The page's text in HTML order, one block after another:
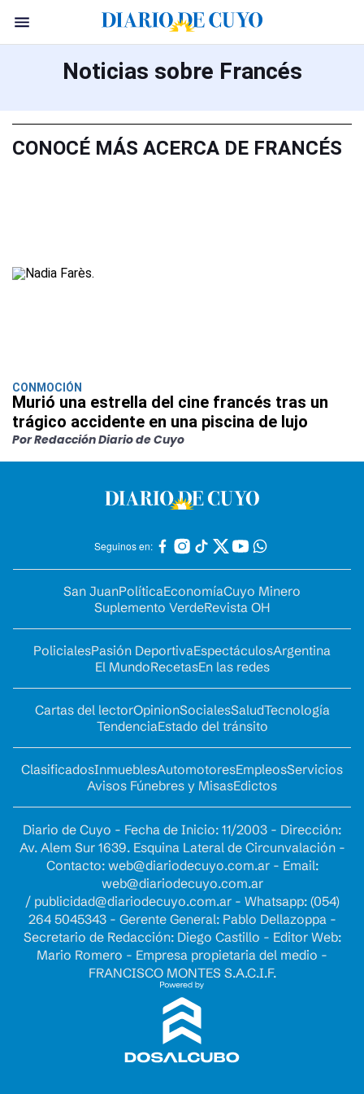
Noticias sobre Francés
CONOCÉ MÁS ACERCA DE FRANCÉS
CONMOCIÓN
Murió una estrella del cine francés tras un
trágico accidente en una piscina de lujo
Por Redacción Diario de Cuyo
Seguinos en:
San JuanPolíticaEconomíaCuyo Minero
Suplemento VerdeRevista OH
PolicialesPasión DeportivaEspectáculosArgentina
El MundoRecetasEn las redes
Cartas del lectorOpinionSocialesSaludTecnología
TendenciaEstado del tránsito
ClasificadosInmueblesAutomotoresEmpleosServicios
Avisos Fúnebres y MisasEdictos
Diario de Cuyo - Fecha de Inicio: 11/2003 - Dirección:
Av. Alem Sur 1639. Esquina Lateral de Circunvalación -
Contacto: web@diariodecuyo.com.ar- Email:
web@diariodecuyo.com.ar
/ publicidad@diariodecuyo.com.ar- Whatsapp: (054)
264 5045343 - Gerente General: Pablo Dellazoppa -
Secretario de Redacción: Diego Castillo - Editor Web:
Mario Romero - Empresa propietaria del medio -
FRANCISCO MONTES S.A.C.I.F.